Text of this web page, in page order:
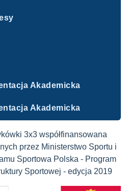
Akademicka
Akademicka
3x3 współfinansowana
przez Ministerstwo Sportu i
Sportowa Polska - Program
Sportowej - edycja 2019